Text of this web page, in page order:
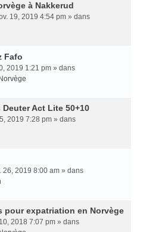
à Nakkerud
19, 2019 4:54 pm » dans
Fafo
2019 1:21 pm » dans
Act Lite 50+10
2019 7:28 pm » dans
26, 2019 8:00 am » dans
pour expatriation en Norvège
2018 7:07 pm » dans